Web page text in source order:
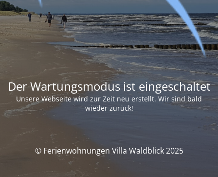
Der Wartungsmodus ist eingeschaltet
Unsere Webseite wird zur Zeit neu erstellt. Wir sind bald
wieder zurück!
© Ferienwohnungen Villa Waldblick 2025